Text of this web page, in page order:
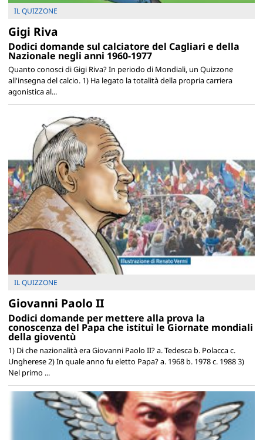
IL QUIZZONE
Gigi Riva
Dodici domande sul calciatore del Cagliari e della
Nazionale negli anni 1960-1977
Quanto conosci di Gigi Riva? In periodo di Mondiali, un Quizzone
all'insegna del calcio. 1) Ha legato la totalità della propria carriera
agonistica al...
IL QUIZZONE
Giovanni Paolo II
Dodici domande per mettere alla prova la
conoscenza del Papa che istituì le Giornate mondiali
della gioventù
1) Di che nazionalità era Giovanni Paolo II? a. Tedesca b. Polacca c.
Ungherese 2) In quale anno fu eletto Papa? a. 1968 b. 1978 c. 1988 3)
Nel primo ...